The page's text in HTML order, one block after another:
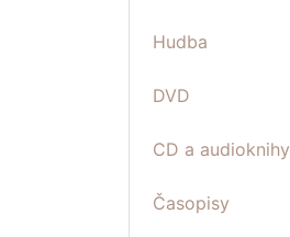
Hudba
DVD
CD a audioknihy
Časopisy